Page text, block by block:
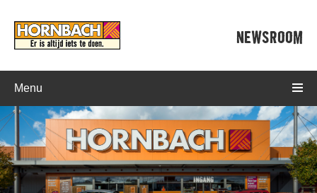
NEWSROOM
Menu